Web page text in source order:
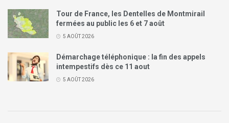
Tour de France, les Dentelles de Montmirail
fermées au public les 6 et 7 août
5 AOÛT 2026
Démarchage téléphonique : la fin des appels
intempestifs dès ce 11 aout
5 AOÛT 2026